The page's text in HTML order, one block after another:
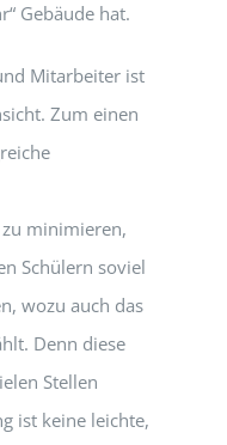
Gebäude hat.
Mitarbeiter ist
Zum einen
minimieren,
Schülern soviel
wozu auch das
Denn diese
Stellen
ist keine leichte,